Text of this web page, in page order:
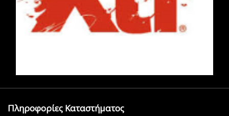
Πληροφορίες Καταστήματος